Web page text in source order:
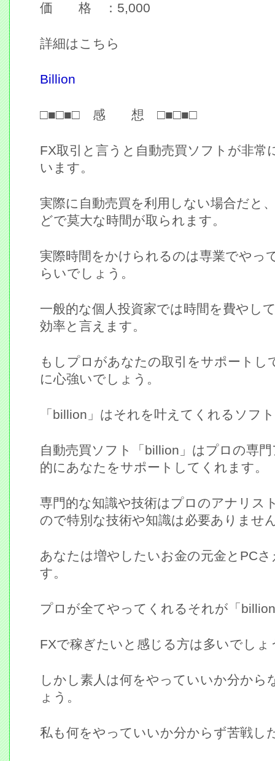
価 格 ：5,000
詳細はこちら
Billion
□■□■□ 感 想 □■□■□
FX取引と言うと自動売買ソフトが非常
います。
実際に自動売買を利用しない場合だと
どで莫大な時間が取られます。
実際時間をかけられるのは専業でやっ
らいでしょう。
一般的な個人投資家では時間を費やし
効率と言えます。
もしプロがあなたの取引をサポートし
に心強いでしょう。
「billion」はそれを叶えてくれるソフ
自動売買ソフト「billion」はプロの専
的にあなたをサポートしてくれます。
専門的な知識や技術はプロのアナリス
ので特別な技術や知識は必要ありませ
あなたは増やしたいお金の元金とPC
す。
プロが全てやってくれるそれが「
FXで稼ぎたいと感じる方は多いでしょ
しかし素人は何をやっていいか分から
ょう。
私も何をやっていいか分からず苦戦し